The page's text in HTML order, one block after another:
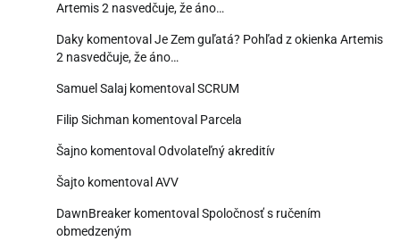
Artemis 2 nasvedčuje, že áno…
Daky komentoval Je Zem guľatá? Pohľad z okienka Artemis
2 nasvedčuje, že áno…
Samuel Salaj komentoval SCRUM
Filip Sichman komentoval Parcela
Šajno komentoval Odvolateľný akreditív
Šajto komentoval AVV
DawnBreaker komentoval Spoločnosť s ručením
obmedzeným